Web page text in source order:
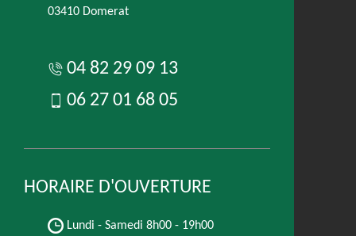
03410 Domerat
04 82 29 09 13
06 27 01 68 05
HORAIRE D'OUVERTURE
Lundi - Samedi 8h00 - 19h00